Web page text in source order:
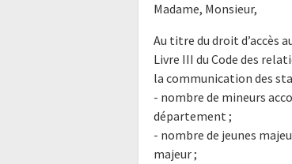
Madame, Monsieur,
Au titre du droit d’accès
Livre III du Code des
la communication des
- nombre de mineurs
département ;
- nombre de jeunes
majeur ;